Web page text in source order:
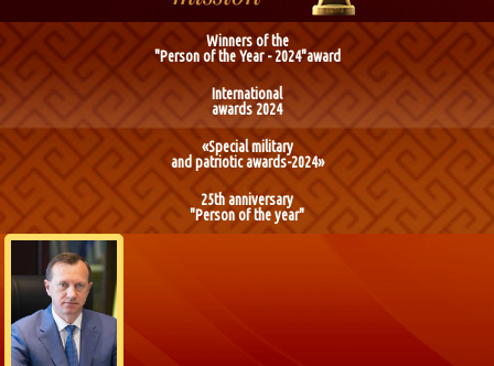
Winners of the
"Person of the Year - 2024"award
International
awards 2024
«Special military
and patriotic awards-2024»
25th anniversary
"Person of the year"